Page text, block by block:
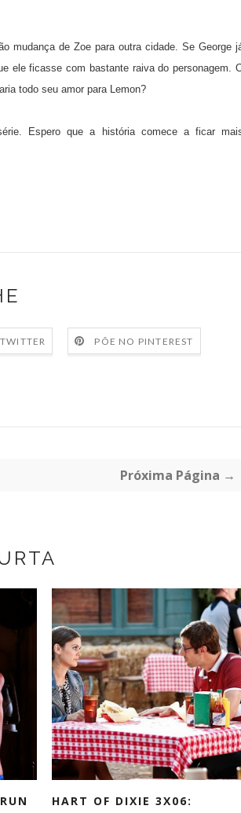
mudança de Zoe para outra cidade. Se George
ele ficasse com bastante raiva do personagem.
todo seu amor para Lemon?
Espero que a história comece a ficar
PÕE NO PINTEREST
Próxima Página →
HART OF DIXIE 3X06: